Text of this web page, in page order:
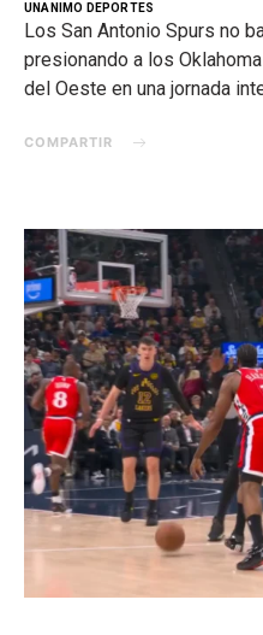
UNANIMO DEPORTES
Los San Antonio Spurs no
presionando a los
del Oeste en una jornada
COMPARTIR